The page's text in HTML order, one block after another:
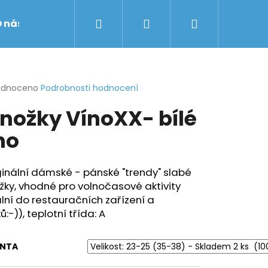
nás Obchodní podmínky Značky
Přihlášení
Podrobnosti hodnocení
VínoXX- bílé
dámské - pánské "trendy" slabé
vhodné pro volnočasové aktivity
do restauračních zařízení a
)), teplotní třída: A